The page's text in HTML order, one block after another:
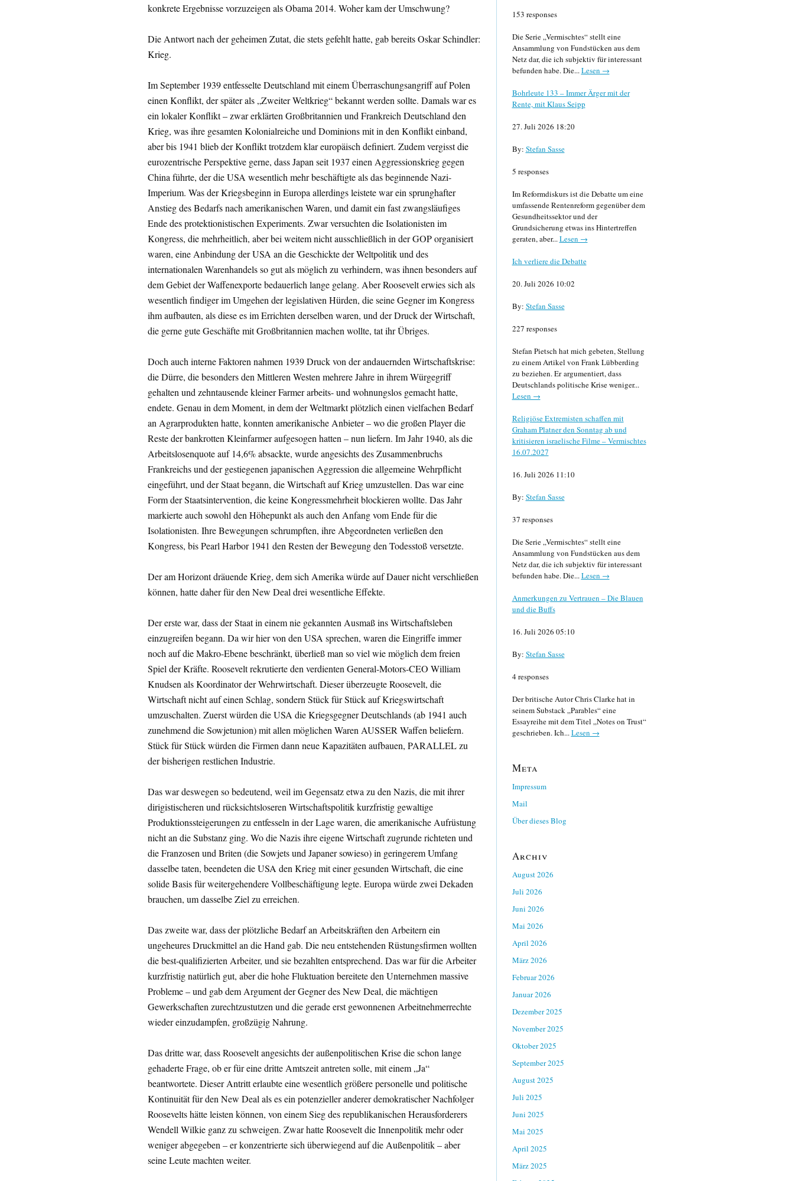
konkrete Ergebnisse vorzuzeigen als Obama 2014. Woher kam der Umschwung?
Die Antwort nach der geheimen Zutat, die stets gefehlt hatte, gab bereits Oskar Schindler:
Krieg.
Im September 1939 entfesselte Deutschland mit einem Überraschungsangriff auf Polen
einen Konflikt, der später als „Zweiter Weltkrieg“ bekannt werden sollte. Damals war es
ein lokaler Konflikt – zwar erklärten Großbritannien und Frankreich Deutschland den
Krieg, was ihre gesamten Kolonialreiche und Dominions mit in den Konflikt einband,
aber bis 1941 blieb der Konflikt trotzdem klar europäisch definiert. Zudem vergisst die
eurozentrische Perspektive gerne, dass Japan seit 1937 einen Aggressionskrieg gegen
China führte, der die USA wesentlich mehr beschäftigte als das beginnende Nazi-
Imperium. Was der Kriegsbeginn in Europa allerdings leistete war ein sprunghafter
Anstieg des Bedarfs nach amerikanischen Waren, und damit ein fast zwangsläufiges
Ende des protektionistischen Experiments. Zwar versuchten die Isolationisten im
Kongress, die mehrheitlich, aber bei weitem nicht ausschließlich in der GOP organisiert
waren, eine Anbindung der USA an die Geschickte der Weltpolitik und des
internationalen Warenhandels so gut als möglich zu verhindern, was ihnen besonders auf
dem Gebiet der Waffenexporte bedauerlich lange gelang. Aber Roosevelt erwies sich als
wesentlich findiger im Umgehen der legislativen Hürden, die seine Gegner im Kongress
ihm aufbauten, als diese es im Errichten derselben waren, und der Druck der Wirtschaft,
die gerne gute Geschäfte mit Großbritannien machen wollte, tat ihr Übriges.
Doch auch interne Faktoren nahmen 1939 Druck von der andauernden Wirtschaftskrise:
die Dürre, die besonders den Mittleren Westen mehrere Jahre in ihrem Würgegriff
gehalten und zehntausende kleiner Farmer arbeits- und wohnungslos gemacht hatte,
endete. Genau in dem Moment, in dem der Weltmarkt plötzlich einen vielfachen Bedarf
an Agrarprodukten hatte, konnten amerikanische Anbieter – wo die großen Player die
Reste der bankrotten Kleinfarmer aufgesogen hatten – nun liefern. Im Jahr 1940, als die
Arbeitslosenquote auf 14,6% absackte, wurde angesichts des Zusammenbruchs
Frankreichs und der gestiegenen japanischen Aggression die allgemeine Wehrpflicht
eingeführt, und der Staat begann, die Wirtschaft auf Krieg umzustellen. Das war eine
Form der Staatsintervention, die keine Kongressmehrheit blockieren wollte. Das Jahr
markierte auch sowohl den Höhepunkt als auch den Anfang vom Ende für die
Isolationisten. Ihre Bewegungen schrumpften, ihre Abgeordneten verließen den
Kongress, bis Pearl Harbor 1941 den Resten der Bewegung den Todesstoß versetzte.
Der am Horizont dräuende Krieg, dem sich Amerika würde auf Dauer nicht verschließen
können, hatte daher für den New Deal drei wesentliche Effekte.
Der erste war, dass der Staat in einem nie gekannten Ausmaß ins Wirtschaftsleben
einzugreifen begann. Da wir hier von den USA sprechen, waren die Eingriffe immer
noch auf die Makro-Ebene beschränkt, überließ man so viel wie möglich dem freien
Spiel der Kräfte. Roosevelt rekrutierte den verdienten General-Motors-CEO William
Knudsen als Koordinator der Wehrwirtschaft. Dieser überzeugte Roosevelt, die
Wirtschaft nicht auf einen Schlag, sondern Stück für Stück auf Kriegswirtschaft
umzuschalten. Zuerst würden die USA die Kriegsgegner Deutschlands (ab 1941 auch
zunehmend die Sowjetunion) mit allen möglichen Waren AUSSER Waffen beliefern.
Stück für Stück würden die Firmen dann neue Kapazitäten aufbauen, PARALLEL zu
der bisherigen restlichen Industrie.
Das war deswegen so bedeutend, weil im Gegensatz etwa zu den Nazis, die mit ihrer
dirigistischeren und rücksichtsloseren Wirtschaftspolitik kurzfristig gewaltige
Produktionssteigerungen zu entfesseln in der Lage waren, die amerikanische Aufrüstung
nicht an die Substanz ging. Wo die Nazis ihre eigene Wirtschaft zugrunde richteten und
die Franzosen und Briten (die Sowjets und Japaner sowieso) in geringerem Umfang
dasselbe taten, beendeten die USA den Krieg mit einer gesunden Wirtschaft, die eine
solide Basis für weitergehendere Vollbeschäftigung legte. Europa würde zwei Dekaden
brauchen, um dasselbe Ziel zu erreichen.
Das zweite war, dass der plötzliche Bedarf an Arbeitskräften den Arbeitern ein
ungeheures Druckmittel an die Hand gab. Die neu entstehenden Rüstungsfirmen wollten
die best-qualifizierten Arbeiter, und sie bezahlten entsprechend. Das war für die Arbeiter
kurzfristig natürlich gut, aber die hohe Fluktuation bereitete den Unternehmen massive
Probleme – und gab dem Argument der Gegner des New Deal, die mächtigen
Gewerkschaften zurechtzustutzen und die gerade erst gewonnenen Arbeitnehmerrechte
wieder einzudampfen, großzügig Nahrung.
Das dritte war, dass Roosevelt angesichts der außenpolitischen Krise die schon lange
gehaderte Frage, ob er für eine dritte Amtszeit antreten solle, mit einem „Ja“
beantwortete. Dieser Antritt erlaubte eine wesentlich größere personelle und politische
Kontinuität für den New Deal als es ein potenzieller anderer demokratischer Nachfolger
Roosevelts hätte leisten können, von einem Sieg des republikanischen Herausforderers
Wendell Wilkie ganz zu schweigen. Zwar hatte Roosevelt die Innenpolitik mehr oder
weniger abgegeben – er konzentrierte sich überwiegend auf die Außenpolitik – aber
seine Leute machten weiter.
153 responses
Die Serie „Vermischtes“ stellt eine
Ansammlung von Fundstücken aus dem
Netz dar, die ich subjektiv für interessant
befunden habe. Die...Lesen →
Bohrleute 133 – Immer Ärger mit der
Rente, mit Klaus Seipp
27. Juli 2026 18:20
By: Stefan Sasse
5 responses
Im Reformdiskurs ist die Debatte um eine
umfassende Rentenreform gegenüber dem
Gesundheitssektor und der
Grundsicherung etwas ins Hintertreffen
geraten, aber...Lesen →
Ich verliere die Debatte
20. Juli 2026 10:02
By: Stefan Sasse
227 responses
Stefan Pietsch hat mich gebeten, Stellung
zu einem Artikel von Frank Lübberding
zu beziehen. Er argumentiert, dass
Deutschlands politische Krise weniger...
Lesen →
Religiöse Extremisten schaffen mit
Graham Platner den Sonntag ab und
kritisieren israelische Filme – Vermischtes
16.07.2027
16. Juli 2026 11:10
By: Stefan Sasse
37 responses
Die Serie „Vermischtes“ stellt eine
Ansammlung von Fundstücken aus dem
Netz dar, die ich subjektiv für interessant
befunden habe. Die...Lesen →
Anmerkungen zu Vertrauen – Die Blauen
und die Buffs
16. Juli 2026 05:10
By: Stefan Sasse
4 responses
Der britische Autor Chris Clarke hat in
seinem Substack „Parables“ eine
Essayreihe mit dem Titel „Notes on Trust“
geschrieben. Ich...Lesen →
Meta
Impressum
Mail
Über dieses Blog
Archiv
August 2026
Juli 2026
Juni 2026
Mai 2026
April 2026
März 2026
Februar 2026
Januar 2026
Dezember 2025
November 2025
Oktober 2025
September 2025
August 2025
Juli 2025
Juni 2025
Mai 2025
April 2025
März 2025